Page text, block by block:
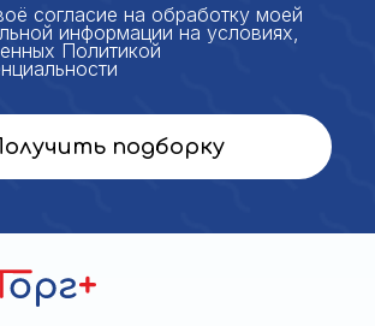
согласие на обработку моей
информации на условиях,
Политикой
подборку